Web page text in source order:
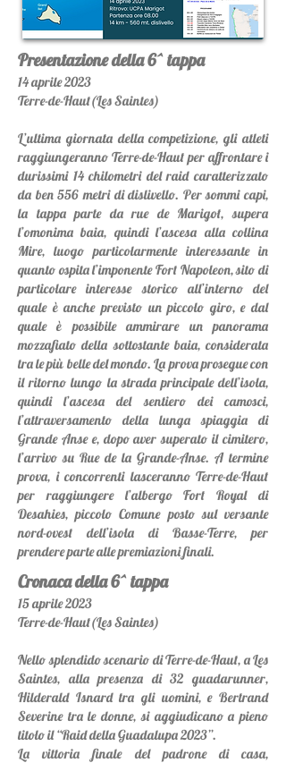
Presentazione della 6^ tappa
14aprile 2023
Terre-de-Haut(Les Saintes)
L’ultima giornata della competizione, gli atleti
raggiungeranno Terre-de-Haut per affrontare i
durissimi 14 chilometri del raid caratterizzato
da ben 556 metri di dislivello. Per sommi capi,
la tappa parte da rue de Marigot, supera
l’omonima baia, quindi l’ascesa alla collina
Mire, luogo particolarmente interessante in
quanto ospita l’imponente Fort Napoleon, sito di
particolare interesse storico all’interno del
quale è anche previsto un piccolo giro, e dal
quale è possibile ammirare un panorama
mozzafiato della sottostante baia, considerata
tra le più belle del mondo. La prova prosegue con
il ritorno lungo la strada principale dell’isola,
quindi l’ascesa del sentiero dei camosci,
l’attraversamento della lunga spiaggia di
Grande Anse e, dopo aver superato il cimitero,
l’arrivo su Rue de la Grande-Anse. A termine
prova, i concorrenti lasceranno Terre-de-Haut
per raggiungere l’albergo Fort Royal di
Desahies, piccolo Comune posto sul versante
nord-ovest dell’isola di Basse-Terre, per
prendere parte alle premiazioni finali.
Cronaca della 6^ tappa
15aprile 2023
Terre-de-Haut(Les Saintes)
Nello splendido scenario di Terre-de-Haut, a Les
Saintes, alla presenza di 32 guadarunner,
Hilderald Isnard tra gli uomini, e Bertrand
Severine tra le donne, si aggiudicano a pieno
titolo il “Raid della Guadalupa 2023”.
La vittoria finale del padrone di casa,